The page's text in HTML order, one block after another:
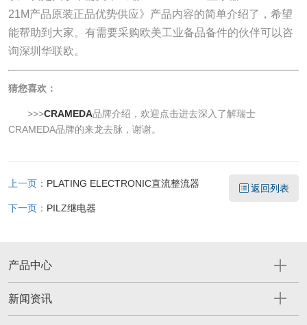
21M产品原装正品优势供应》产品内容的简单介绍了，希望
能帮助到大家。有需要采购欧美工业备品备件的伙伴可以咨
询深圳华联欧。
猜您喜欢：
>>>CRAMEDA品牌介绍，欢迎点击进去深入了解瑞士
CRAMEDA品牌的来龙去脉，谢谢。
上一页： PLATING ELECTRONIC直流整流器
下一页： PILZ继电器
返回列表
产品中心
新闻资讯